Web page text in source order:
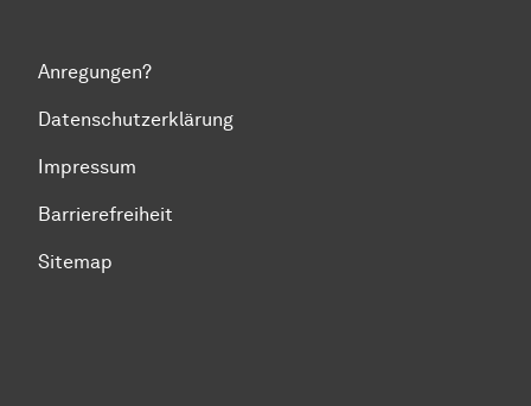
Anregungen?
Datenschutzerklärung
Impressum
Barrierefreiheit
Sitemap